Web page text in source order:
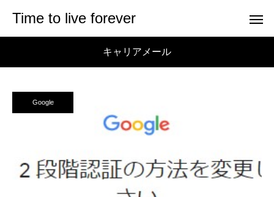
Time to live forever
キャリアメール
Google